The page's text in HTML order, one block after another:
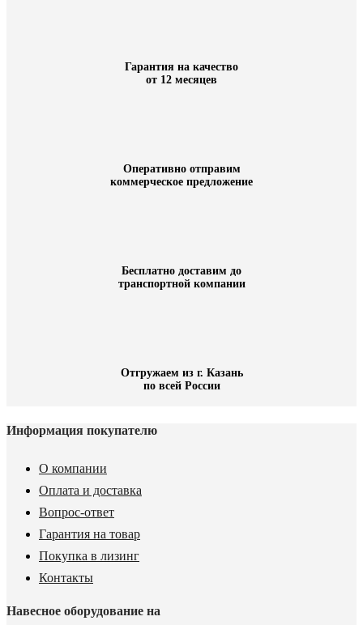
Гарантия на качество
от 12 месяцев
Оперативно отправим
коммерческое предложение
Бесплатно доставим до
транспортной компании
Отгружаем из г. Казань
по всей России
Информация покупателю
О компании
Оплата и доставка
Вопрос-ответ
Гарантия на товар
Покупка в лизинг
Контакты
Навесное оборудование на